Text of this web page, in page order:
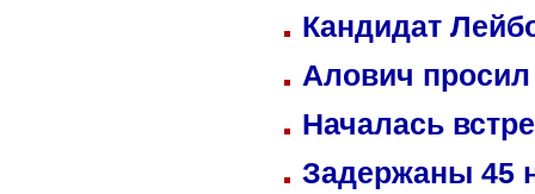
Кандидат
Алович просил
Началась
Задержаны 45